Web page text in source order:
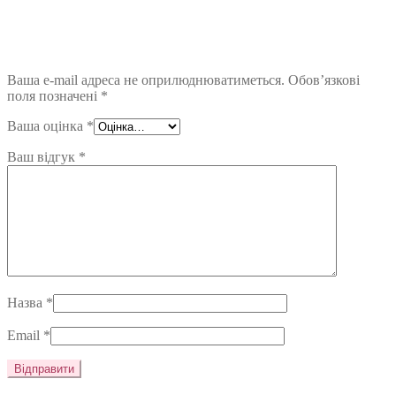
Ваша e-mail адреса не оприлюднюватиметься. Обов’язкові
поля позначені *
Ваша оцінка *
Ваш відгук *
Назва *
Email *